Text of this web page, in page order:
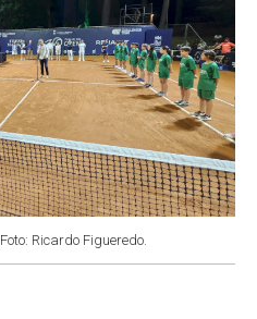
Foto: Ricardo Figueredo.